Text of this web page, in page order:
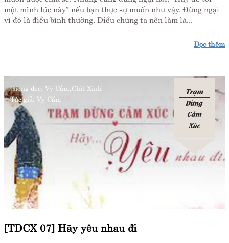
một mình lúc này” nếu bạn thực sự muốn như vậy. Đừng ngại
vì đó là điều bình thường. Điều chúng ta nên làm là...
Đọc thêm
Giọng đọc: Vy Cầm,Chit Xinh
Tác giả: Vy Cầm
Trạm
Dừng
Cảm
Xúc
[TDCX 07] Hãy yêu nhau đi